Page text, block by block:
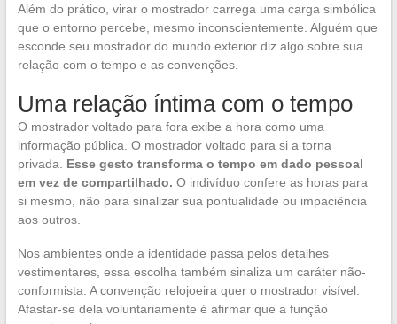
Além do prático, virar o mostrador carrega uma carga simbólica
que o entorno percebe, mesmo inconscientemente. Alguém que
esconde seu mostrador do mundo exterior diz algo sobre sua
relação com o tempo e as convenções.
Uma relação íntima com o tempo
O mostrador voltado para fora exibe a hora como uma
informação pública. O mostrador voltado para si a torna
privada. Esse gesto transforma o tempo em dado pessoal
em vez de compartilhado. O indivíduo confere as horas para
si mesmo, não para sinalizar sua pontualidade ou impaciência
aos outros.
Nos ambientes onde a identidade passa pelos detalhes
vestimentares, essa escolha também sinaliza um caráter não-
conformista. A convenção relojoeira quer o mostrador visível.
Afastar-se dela voluntariamente é afirmar que a função